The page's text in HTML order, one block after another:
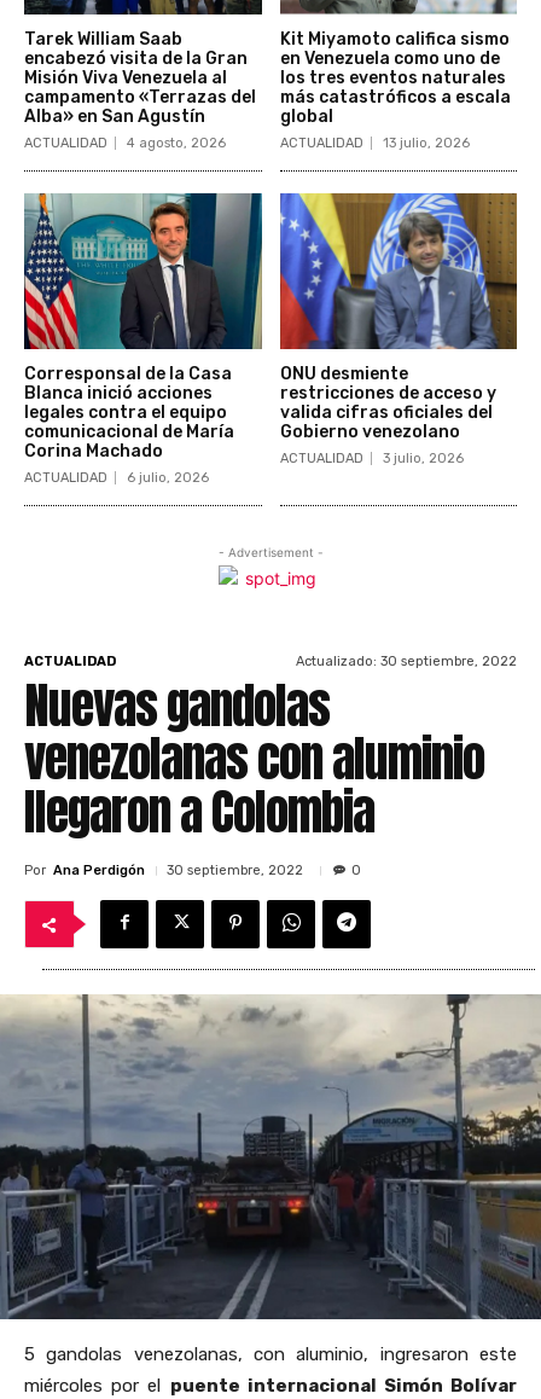
Tarek William Saab
encabezó visita de la Gran
Misión Viva Venezuela al
campamento «Terrazas del
Alba» en San Agustín
ACTUALIDAD 4 agosto, 2026
Kit Miyamoto califica sismo
en Venezuela como uno de
los tres eventos naturales
más catastróficos a escala
global
ACTUALIDAD 13 julio, 2026
Corresponsal de la Casa
Blanca inició acciones
legales contra el equipo
comunicacional de María
Corina Machado
ACTUALIDAD 6 julio, 2026
ONU desmiente
restricciones de acceso y
valida cifras oficiales del
Gobierno venezolano
ACTUALIDAD 3 julio, 2026
- Advertisement -